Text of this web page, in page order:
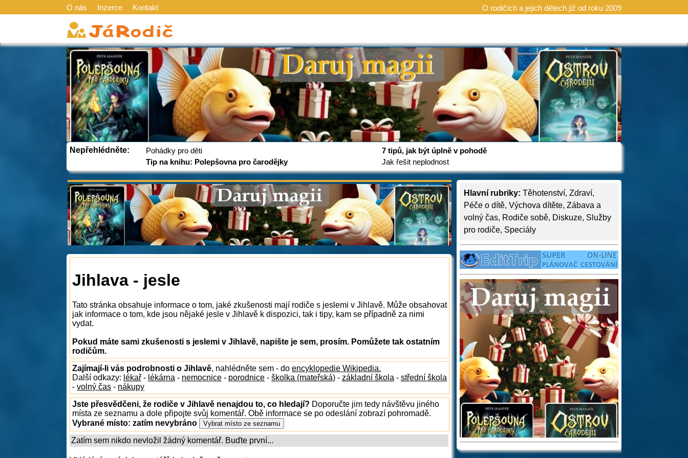
O nás Inzerce Kontakt O rodičích a jejich dětech již od roku 2009
Nepřehlédněte:
Pohádky pro děti
Tip na knihu: Polepšovna pro čarodějky
7 tipů, jak být úplně v pohodě
Jak řešit neplodnost
Hlavní rubriky: Těhotenství, Zdraví,
Péče o dítě, Výchova dítěte, Zábava a
volný čas, Rodiče sobě, Diskuze, Služby
pro rodiče, Speciály
Jihlava - jesle
Tato stránka obsahuje informace o tom, jaké zkušenosti mají rodiče s jeslemi v Jihlavě. Může obsahovat
jak informace o tom, kde jsou nějaké jesle v Jihlavě k dispozici, tak i tipy, kam se případně za nimi
vydat.
Pokud máte sami zkušenosti s jeslemi v Jihlavě, napište je sem, prosím. Pomůžete tak ostatním
rodičům.
Zajímají-li vás podrobnosti o Jihlavě, nahlédněte sem - do encyklopedie Wikipedia.
Další odkazy: lékař - lékárna - nemocnice - porodnice - školka (mateřská) - základní škola - střední škola
- volný čas - nákupy
Jste přesvědčeni, že rodiče v Jihlavě nenajdou to, co hledají? Doporučte jim tedy návštěvu jiného
místa ze seznamu a dole připojte svůj komentář. Obě informace se po odeslání zobrazí pohromadě.
Vybrané místo: zatím nevybráno
Zatím sem nikdo nevložil žádný komentář. Buďte první...